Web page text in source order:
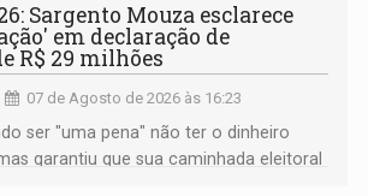
Sargento Mouza esclarece
em declaração de
R$ 29 milhões
07 de Agosto de 2026 às 16:23
ser "uma pena" não ter o dinheiro
garantiu que sua caminhada eleitoral